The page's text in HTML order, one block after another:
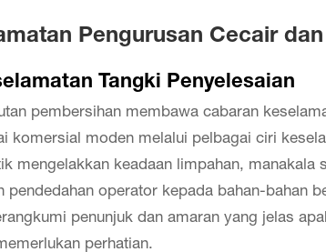
Pengurusan Cecair
Tangki Penyelesaian
pembersihan membawa cabaran
komersial moden melalui pelbagai ciri
mengelakkan keadaan limpahan, manakala
pendedahan operator kepada bahan-bahan
penunjuk dan amaran yang jelas
perhatian.